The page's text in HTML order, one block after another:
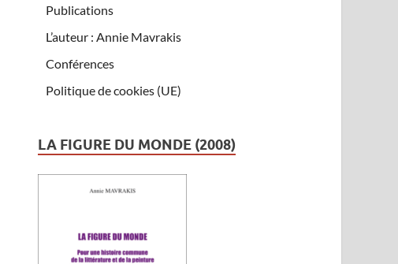
Publications
L’auteur : Annie Mavrakis
Conférences
Politique de cookies (UE)
LA FIGURE DU MONDE (2008)